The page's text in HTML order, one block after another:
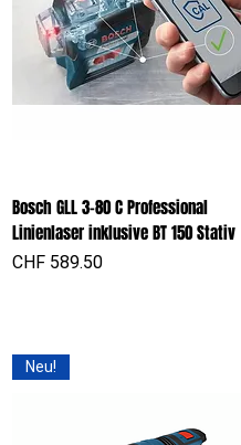
Bosch GLL 3-80 C Professional
Linienlaser inklusive BT 150 Stativ
Preis
CHF 589.50
Neu!